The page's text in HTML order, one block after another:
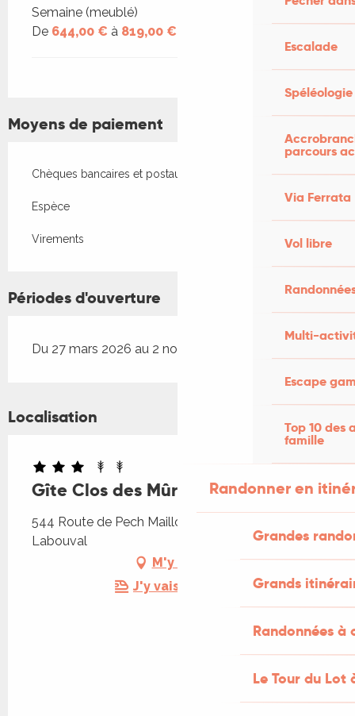
Escalade
Spéléologie
parcours
Via Ferrata
Vol libre
Multi-
Escape
Top 10 des
famille
Randonner en
Grandes
Grands
Randonnées
Le Tour du Lot
Semaine (meublé)
De 644,00 € à 819,00 €
Moyens de paiement
Chèques bancaires et postaux
Espèce
Virements
Périodes d'ouverture
Du 27 mars 2026 au 2 novembre 2026
Localisation
Gîte Clos des Mûriers
544 Route de Pech Maillol, 46330 Saint-Martin-
Labouval
M'y rendre
J'y vais en train !